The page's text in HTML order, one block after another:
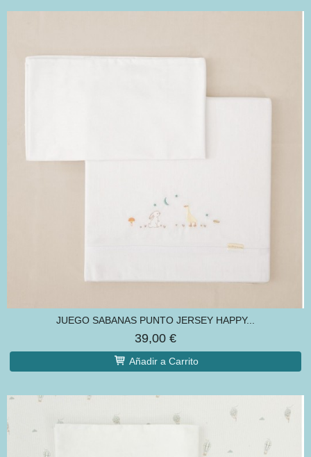
JUEGO SABANAS PUNTO JERSEY HAPPY...
39,00 €
Añadir a Carrito